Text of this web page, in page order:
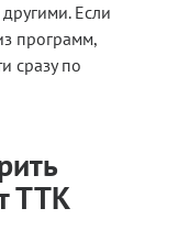
Если
программ,
сразу по
ТТК